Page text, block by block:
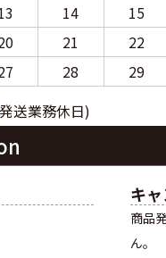
14 15
21 22
28 29
発送業務休日)
キ
商品
ん。